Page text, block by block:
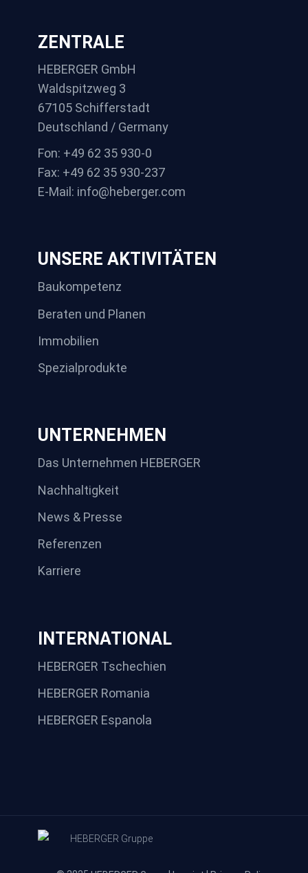
ZENTRALE
HEBERGER GmbH
Waldspitzweg 3
67105 Schifferstadt
Deutschland / Germany
Fon: +49 62 35 930-0
Fax: +49 62 35 930-237
E-Mail: info@heberger.com
UNSERE AKTIVITÄTEN
Baukompetenz
Beraten und Planen
Immobilien
Spezialprodukte
UNTERNEHMEN
Das Unternehmen HEBERGER
Nachhaltigkeit
News & Presse
Referenzen
Karriere
INTERNATIONAL
HEBERGER Tschechien
HEBERGER Romania
HEBERGER Espanola